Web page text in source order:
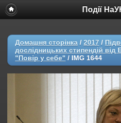
Події
Домашня сторінка / 2017 /
дослідницьких стипендій від
"Повір у себе" / IMG 1644